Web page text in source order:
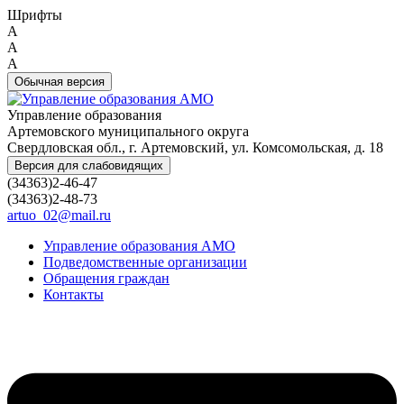
Шрифты
A
A
A
Обычная версия
Управление образования
Артемовского муниципального округа
Свердловская обл., г. Артемовский, ул. Комсомольская, д. 18
Версия для слабовидящих
(34363)2-46-47
(34363)2-48-73
artuo_02@mail.ru
Управление образования АМО
Подведомственные организации
Обращения граждан
Контакты